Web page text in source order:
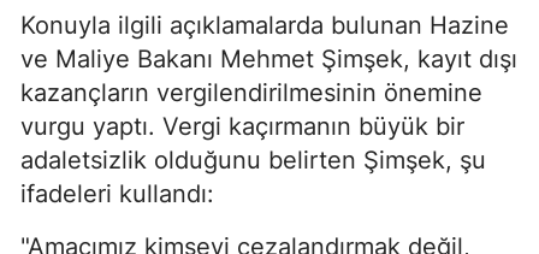
Konuyla ilgili açıklamalarda bulunan Hazine
ve Maliye Bakanı Mehmet Şimşek, kayıt dışı
kazançların vergilendirilmesinin önemine
vurgu yaptı. Vergi kaçırmanın büyük bir
adaletsizlik olduğunu belirten Şimşek, şu
ifadeleri kullandı:
"Amacımız kimseyi cezalandırmak değil,